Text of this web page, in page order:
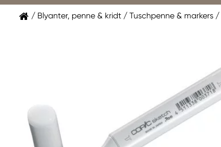
Blyanter, penne & kridt Tuschpenne & markers